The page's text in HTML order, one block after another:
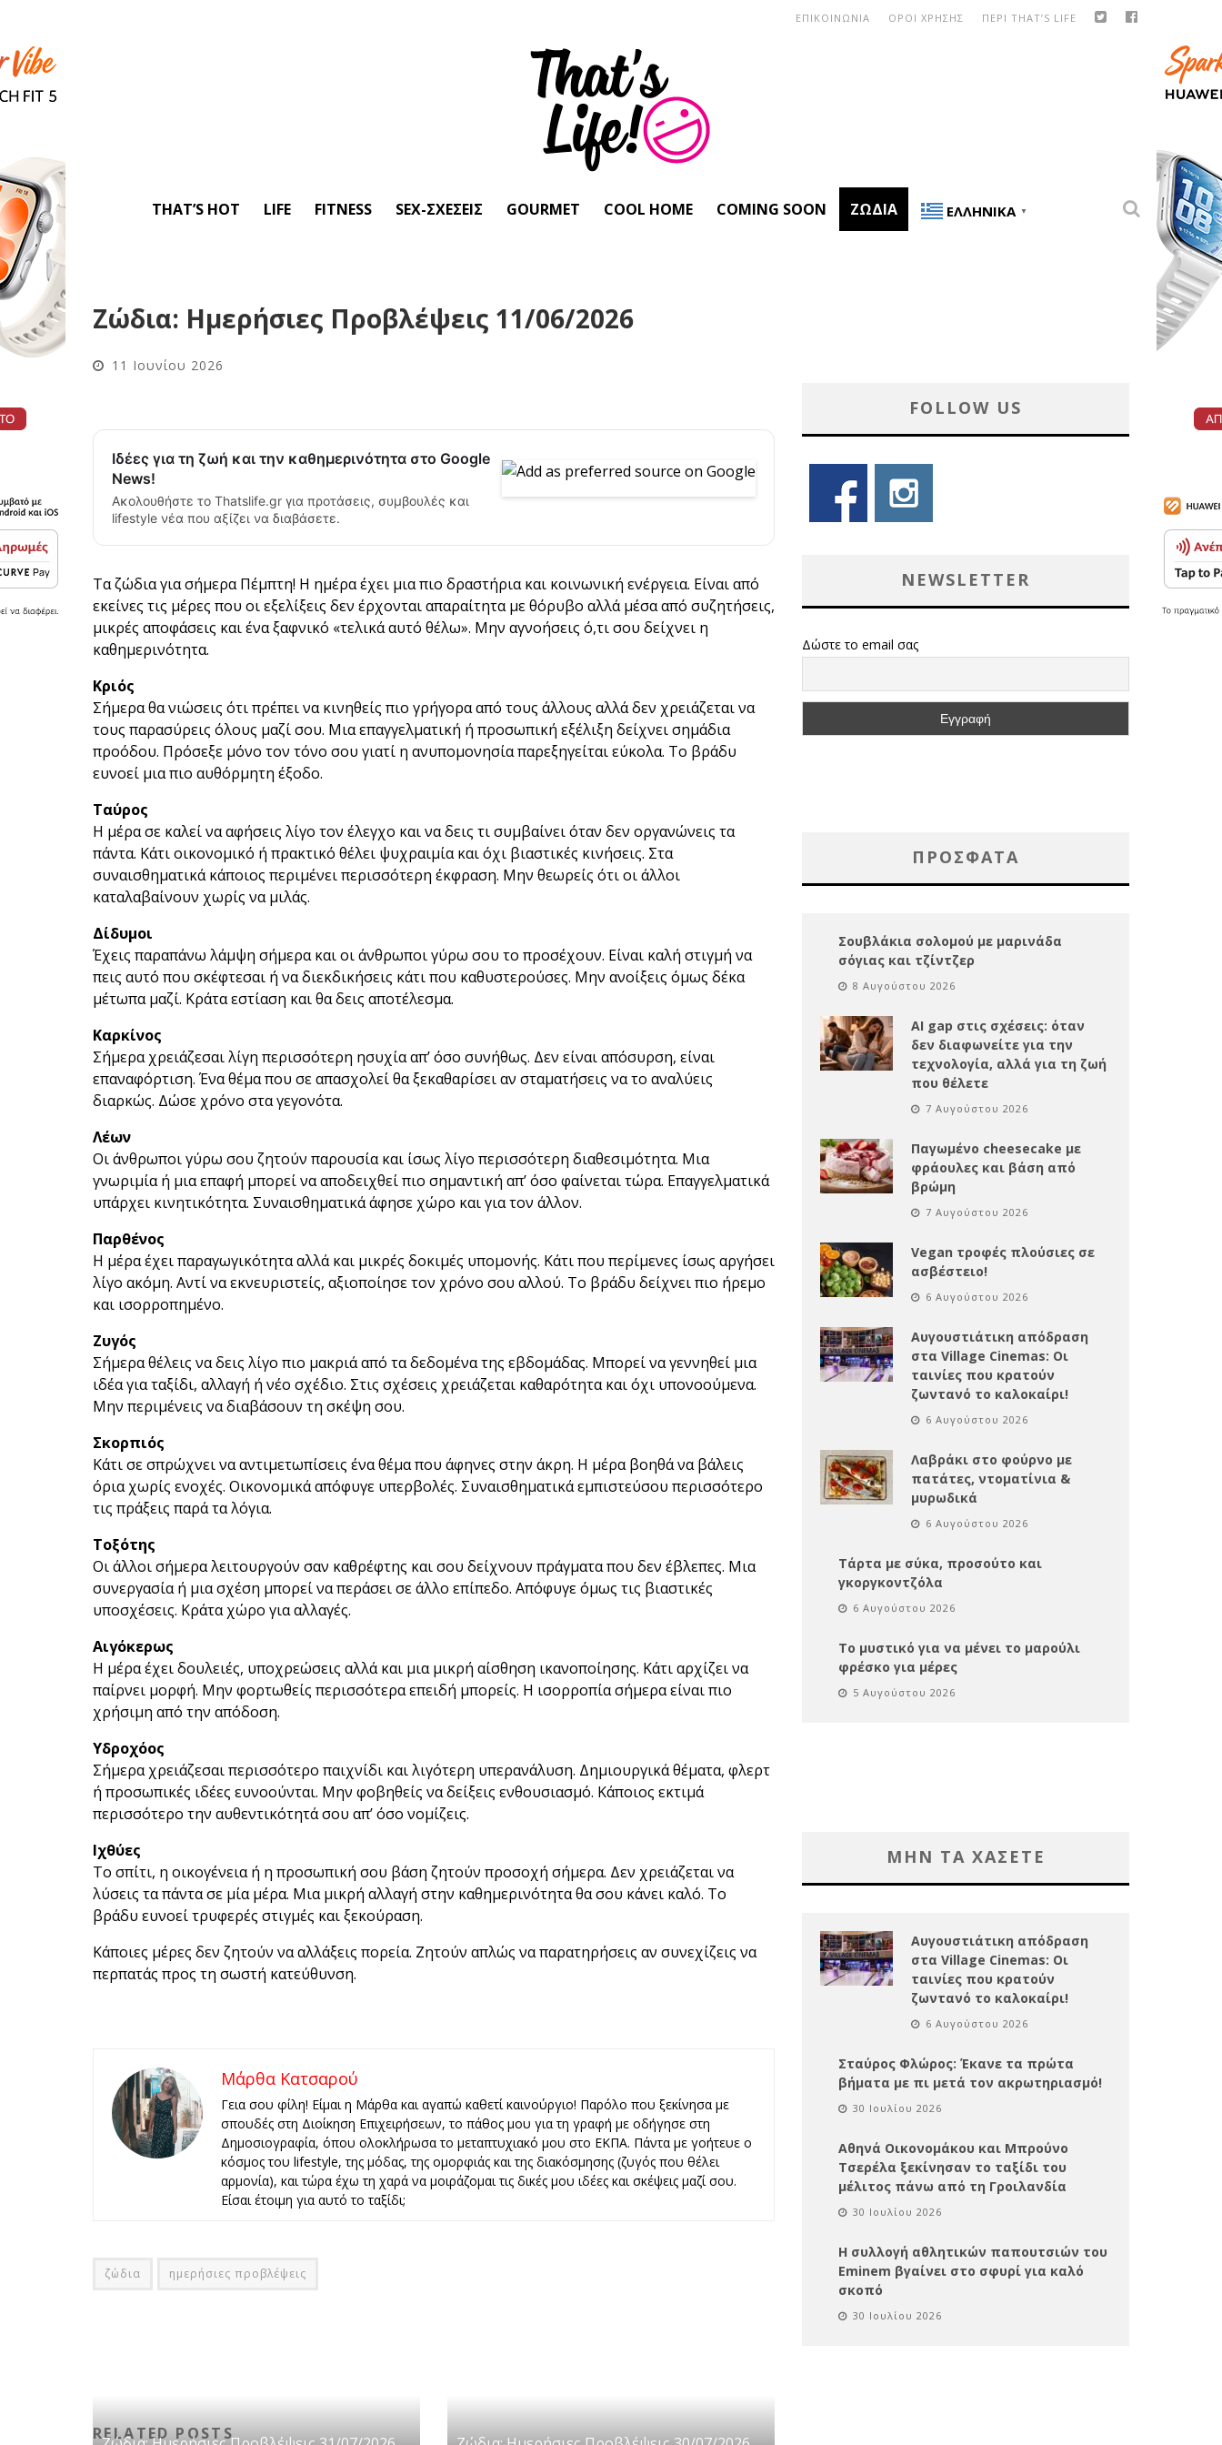
ΠΕΡΙ THAT’S LIFE
ΟΡΟΙ ΧΡΗΣΗΣ
ΕΠΙΚΟΙΝΩΝΙΑ
THAT’S HOT LIFE FITNESS SEX-ΣΧΈΣΕΙΣ GOURMET COOL HOME COMING SOON ΖΏΔΙΑ ΕΛΛΗΝΙΚΆ ▼
Ζώδια: Ημερήσιες Προβλέψεις 11/06/2026
11 Ιουνίου 2026
Ιδέες για τη ζωή και την καθημερινότητα στο Google
News!
Ακολουθήστε το Thatslife.gr για προτάσεις, συμβουλές και
lifestyle νέα που αξίζει να διαβάσετε.
Τα ζώδια για σήμερα Πέμπτη! Η ημέρα έχει μια πιο δραστήρια και κοινωνική ενέργεια. Είναι από
εκείνες τις μέρες που οι εξελίξεις δεν έρχονται απαραίτητα με θόρυβο αλλά μέσα από συζητήσεις,
μικρές αποφάσεις και ένα ξαφνικό «τελικά αυτό θέλω». Μην αγνοήσεις ό,τι σου δείχνει η
καθημερινότητα.
Κριός
Σήμερα θα νιώσεις ότι πρέπει να κινηθείς πιο γρήγορα από τους άλλους αλλά δεν χρειάζεται να
τους παρασύρεις όλους μαζί σου. Μια επαγγελματική ή προσωπική εξέλιξη δείχνει σημάδια
προόδου. Πρόσεξε μόνο τον τόνο σου γιατί η ανυπομονησία παρεξηγείται εύκολα. Το βράδυ
ευνοεί μια πιο αυθόρμητη έξοδο.
Ταύρος
Η μέρα σε καλεί να αφήσεις λίγο τον έλεγχο και να δεις τι συμβαίνει όταν δεν οργανώνεις τα
πάντα. Κάτι οικονομικό ή πρακτικό θέλει ψυχραιμία και όχι βιαστικές κινήσεις. Στα
συναισθηματικά κάποιος περιμένει περισσότερη έκφραση. Μην θεωρείς ότι οι άλλοι
καταλαβαίνουν χωρίς να μιλάς.
Δίδυμοι
Έχεις παραπάνω λάμψη σήμερα και οι άνθρωποι γύρω σου το προσέχουν. Είναι καλή στιγμή να
πεις αυτό που σκέφτεσαι ή να διεκδικήσεις κάτι που καθυστερούσες. Μην ανοίξεις όμως δέκα
μέτωπα μαζί. Κράτα εστίαση και θα δεις αποτέλεσμα.
Καρκίνος
Σήμερα χρειάζεσαι λίγη περισσότερη ησυχία απ’ όσο συνήθως. Δεν είναι απόσυρση, είναι
επαναφόρτιση. Ένα θέμα που σε απασχολεί θα ξεκαθαρίσει αν σταματήσεις να το αναλύεις
διαρκώς. Δώσε χρόνο στα γεγονότα.
Λέων
Οι άνθρωποι γύρω σου ζητούν παρουσία και ίσως λίγο περισσότερη διαθεσιμότητα. Μια
γνωριμία ή μια επαφή μπορεί να αποδειχθεί πιο σημαντική απ’ όσο φαίνεται τώρα. Επαγγελματικά
υπάρχει κινητικότητα. Συναισθηματικά άφησε χώρο και για τον άλλον.
Παρθένος
Η μέρα έχει παραγωγικότητα αλλά και μικρές δοκιμές υπομονής. Κάτι που περίμενες ίσως αργήσει
λίγο ακόμη. Αντί να εκνευριστείς, αξιοποίησε τον χρόνο σου αλλού. Το βράδυ δείχνει πιο ήρεμο
και ισορροπημένο.
Ζυγός
Σήμερα θέλεις να δεις λίγο πιο μακριά από τα δεδομένα της εβδομάδας. Μπορεί να γεννηθεί μια
ιδέα για ταξίδι, αλλαγή ή νέο σχέδιο. Στις σχέσεις χρειάζεται καθαρότητα και όχι υπονοούμενα.
Μην περιμένεις να διαβάσουν τη σκέψη σου.
Σκορπιός
Κάτι σε σπρώχνει να αντιμετωπίσεις ένα θέμα που άφηνες στην άκρη. Η μέρα βοηθά να βάλεις
όρια χωρίς ενοχές. Οικονομικά απόφυγε υπερβολές. Συναισθηματικά εμπιστεύσου περισσότερο
τις πράξεις παρά τα λόγια.
Τοξότης
Οι άλλοι σήμερα λειτουργούν σαν καθρέφτης και σου δείχνουν πράγματα που δεν έβλεπες. Μια
συνεργασία ή μια σχέση μπορεί να περάσει σε άλλο επίπεδο. Απόφυγε όμως τις βιαστικές
υποσχέσεις. Κράτα χώρο για αλλαγές.
Αιγόκερως
Η μέρα έχει δουλειές, υποχρεώσεις αλλά και μια μικρή αίσθηση ικανοποίησης. Κάτι αρχίζει να
παίρνει μορφή. Μην φορτωθείς περισσότερα επειδή μπορείς. Η ισορροπία σήμερα είναι πιο
χρήσιμη από την απόδοση.
Υδροχόος
Σήμερα χρειάζεσαι περισσότερο παιχνίδι και λιγότερη υπερανάλυση. Δημιουργικά θέματα, φλερτ
ή προσωπικές ιδέες ευνοούνται. Μην φοβηθείς να δείξεις ενθουσιασμό. Κάποιος εκτιμά
περισσότερο την αυθεντικότητά σου απ’ όσο νομίζεις.
Ιχθύες
Το σπίτι, η οικογένεια ή η προσωπική σου βάση ζητούν προσοχή σήμερα. Δεν χρειάζεται να
λύσεις τα πάντα σε μία μέρα. Μια μικρή αλλαγή στην καθημερινότητα θα σου κάνει καλό. Το
βράδυ ευνοεί τρυφερές στιγμές και ξεκούραση.
Κάποιες μέρες δεν ζητούν να αλλάξεις πορεία. Ζητούν απλώς να παρατηρήσεις αν συνεχίζεις να
περπατάς προς τη σωστή κατεύθυνση.
Μάρθα Κατσαρού
Γεια σου φίλη! Είμαι η Μάρθα και αγαπώ καθετί καινούργιο! Παρόλο που ξεκίνησα με
σπουδές στη Διοίκηση Επιχειρήσεων, το πάθος μου για τη γραφή με οδήγησε στη
Δημοσιογραφία, όπου ολοκλήρωσα το μεταπτυχιακό μου στο ΕΚΠΑ. Πάντα με γοήτευε ο
κόσμος του lifestyle, της μόδας, της ομορφιάς και της διακόσμησης (ζυγός που θέλει
αρμονία), και τώρα έχω τη χαρά να μοιράζομαι τις δικές μου ιδέες και σκέψεις μαζί σου.
Είσαι έτοιμη για αυτό το ταξίδι;
ζώδια ημερήσιες προβλέψεις
RELATED POSTS
FOLLOW US
NEWSLETTER
Δώστε το email σας
ΠΡΌΣΦΑΤΑ
Σουβλάκια σολομού με μαρινάδα
σόγιας και τζίντζερ
8 Αυγούστου 2026
AI gap στις σχέσεις: όταν
δεν διαφωνείτε για την
τεχνολογία, αλλά για τη ζωή
που θέλετε
7 Αυγούστου 2026
Παγωμένο cheesecake με
φράουλες και βάση από
βρώμη
7 Αυγούστου 2026
Vegan τροφές πλούσιες σε
ασβέστειο!
6 Αυγούστου 2026
Αυγουστιάτικη απόδραση
στα Village Cinemas: Οι
ταινίες που κρατούν
ζωντανό το καλοκαίρι!
6 Αυγούστου 2026
Λαβράκι στο φούρνο με
πατάτες, ντοματίνια &
μυρωδικά
6 Αυγούστου 2026
Τάρτα με σύκα, προσούτο και
γκοργκοντζόλα
6 Αυγούστου 2026
Το μυστικό για να μένει το μαρούλι
φρέσκο για μέρες
5 Αυγούστου 2026
ΜΗΝ ΤΑ ΧΑΣΕΤΕ
Αυγουστιάτικη απόδραση
στα Village Cinemas: Οι
ταινίες που κρατούν
ζωντανό το καλοκαίρι!
6 Αυγούστου 2026
Σταύρος Φλώρος: Έκανε τα πρώτα
βήματα με πι μετά τον ακρωτηριασμό!
30 Ιουλίου 2026
Αθηνά Οικονομάκου και Μπρούνο
Τσερέλα ξεκίνησαν το ταξίδι του
μέλιτος πάνω από τη Γροιλανδία
30 Ιουλίου 2026
Η συλλογή αθλητικών παπουτσιών του
Eminem βγαίνει στο σφυρί για καλό
σκοπό
30 Ιουλίου 2026